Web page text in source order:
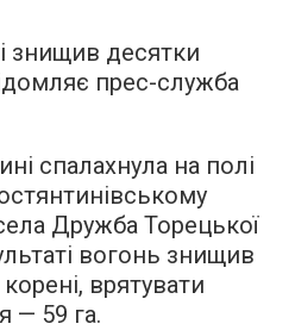
знищив десятки
прес-служба
спалахнула на полі
Дружба Торецької
вогонь знищив
врятувати
— 59 га.